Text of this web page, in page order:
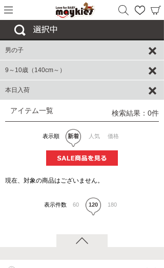
男の子
9～10歳（140cm～）
本日入荷
アイテム一覧 検索結果：0件
表示順 新着 人気 価格
現在、対象の商品はございません。
表示件数 60 120 180